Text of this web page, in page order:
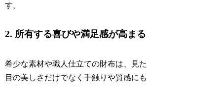
す。
2. 所有する喜びや満足感が高まる
希少な素材や職人仕立ての財布は、見た
目の美しさだけでなく手触りや質感にも